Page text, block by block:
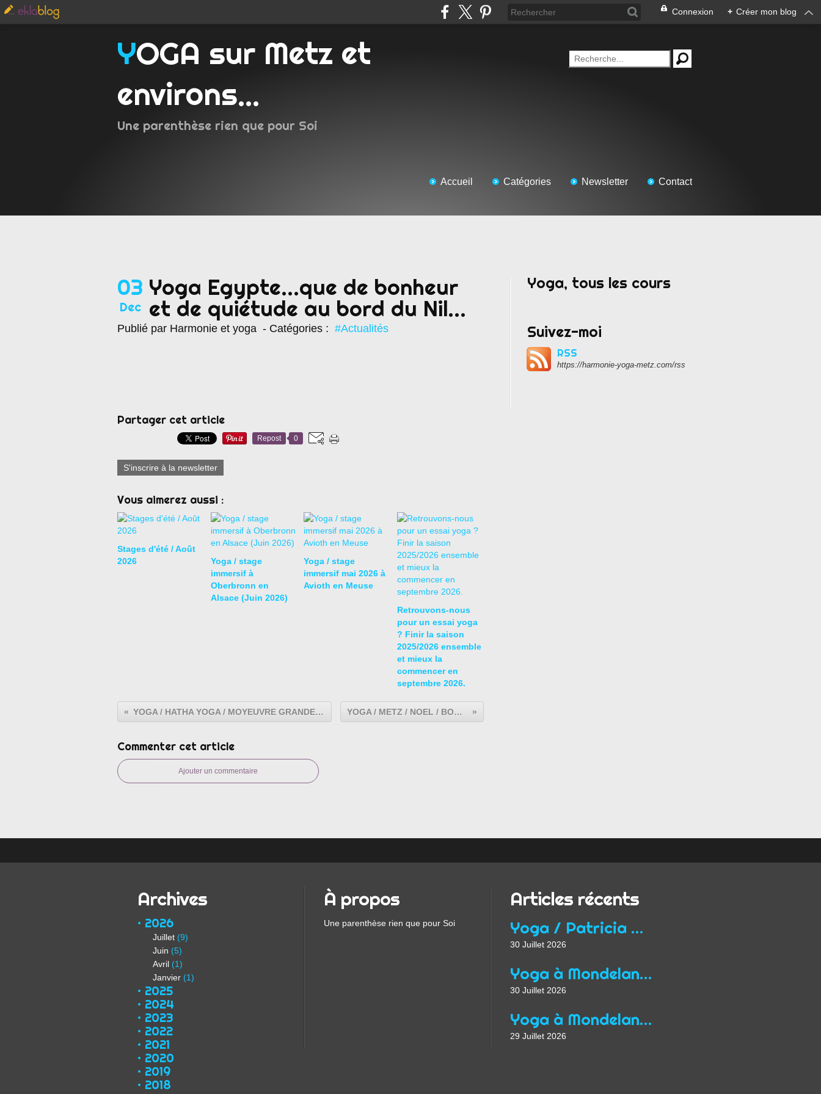
Connexion + Créer mon blog
YOGA sur Metz et
environs...
Une parenthèse rien que pour Soi
Accueil Catégories Newsletter Contact
03
Dec
Yoga Egypte...que de bonheur
et de quiétude au bord du Nil...
Publié par Harmonie et yoga - Catégories : #Actualités
Partager cet article
Repost 0
S'inscrire à la newsletter
Vous aimerez aussi :
Stages d'été / Août
2026
Yoga / stage
immersif à
Oberbronn en
Alsace (Juin 2026)
Yoga / stage
immersif mai 2026 à
Avioth en Meuse
Retrouvons-nous
pour un essai yoga
? Finir la saison
2025/2026 ensemble
et mieux la
commencer en
septembre 2026.
YOGA / HATHA YOGA / MOYEUVRE GRANDE / VITRY SUR ORNE / MONDELANGE / SCY CHAZELLES /CORNY SUR MOSELLE / GORZE ET PONT A MOUSSON YOGA / METZ / NOEL / BON CADEAU / STAGE IMMERSIF / CARTE 5 SEANCES / CARTE 10 SEANCES
Commenter cet article
Ajouter un commentaire
Yoga, tous les cours
Suivez-moi
RSS
https://harmonie-yoga-metz.com/rss
Archives
2026
Juillet (9)
Juin (5)
Avril (1)
Janvier (1)
2025
2024
2023
2022
2021
2020
2019
2018
À propos
Une parenthèse rien que pour Soi
Articles récents
Yoga / Patricia Wirth / Mon parcours de professeur...
30 Juillet 2026
Yoga à Mondelange depuis 2013
30 Juillet 2026
Yoga à Mondelange Saison 2026/2027
29 Juillet 2026